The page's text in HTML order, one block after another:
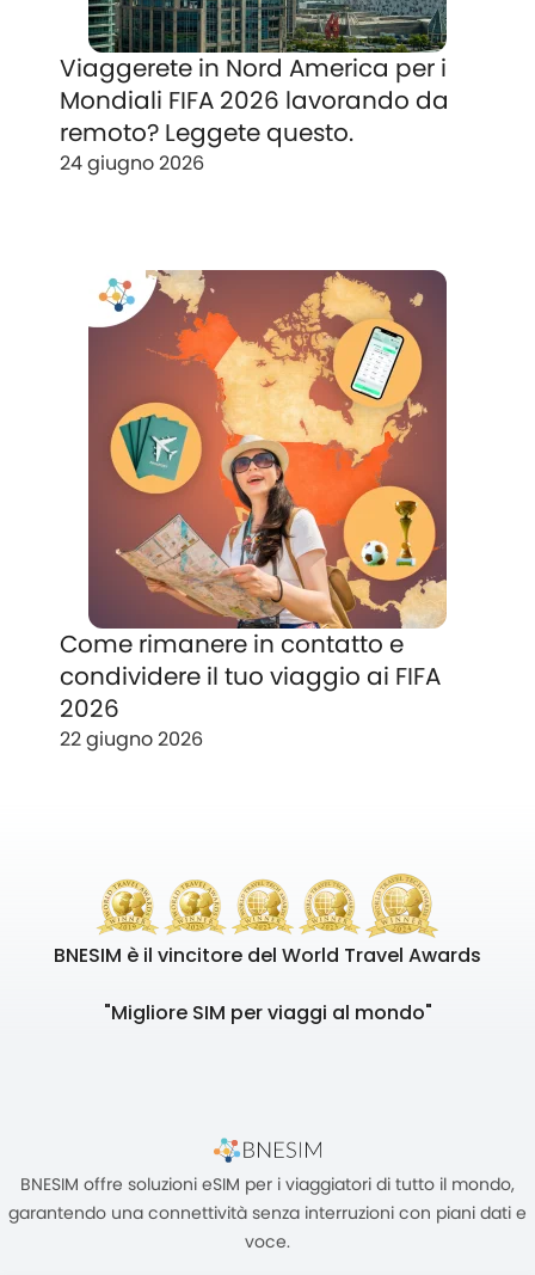
Viaggerete in Nord America per i
Mondiali FIFA 2026 lavorando da
remoto? Leggete questo.
24 giugno 2026
Come rimanere in contatto e
condividere il tuo viaggio ai FIFA
2026
22 giugno 2026
BNESIM è il vincitore del World Travel Awards
"Migliore SIM per viaggi al mondo"
BNESIM offre soluzioni eSIM per i viaggiatori di tutto il mondo,
garantendo una connettività senza interruzioni con piani dati e
voce.